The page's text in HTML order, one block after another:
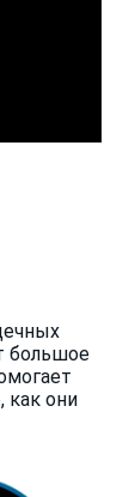
большое
они